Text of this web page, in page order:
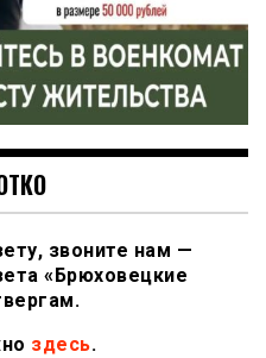
звоните нам —
«Брюховецкие
здесь.